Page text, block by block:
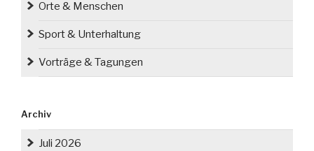
Orte & Menschen
Sport & Unterhaltung
Vorträge & Tagungen
Archiv
Juli 2026